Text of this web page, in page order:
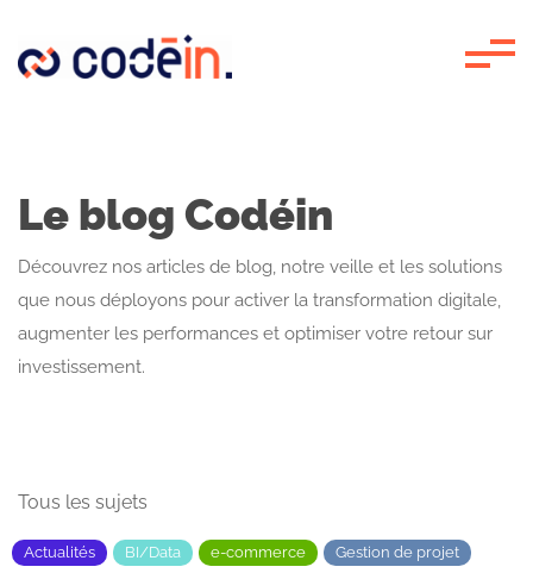
Le blog Codéin
Découvrez nos articles de blog, notre veille et les solutions
que nous déployons pour activer la transformation digitale,
augmenter les performances et optimiser votre retour sur
investissement.
Tous les sujets
Actualités BI/Data e-commerce Gestion de projet